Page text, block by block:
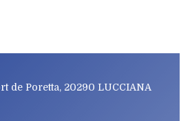
de Poretta, 20290 LUCCIANA